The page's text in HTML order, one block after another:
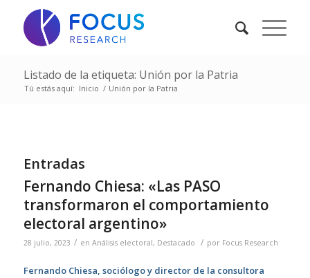
Listado de la etiqueta: Unión por la Patria
Tú estás aquí: Inicio / Unión por la Patria
Entradas
Fernando Chiesa: «Las PASO
transformaron el comportamiento
electoral argentino»
28 julio, 2023 / en Análisis electoral, Destacado / por Focus Research
Fernando Chiesa, sociólogo y director de la consultora